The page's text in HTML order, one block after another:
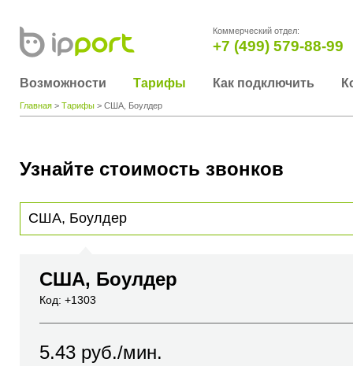
Коммерческий отдел:
+7 (499) 579-88-99
Возможности Тарифы Как подключить
Главная > Тарифы > США, Боулдер
Узнайте стоимость звонков
США, Боулдер
Код: +1303
5.43 руб./мин.